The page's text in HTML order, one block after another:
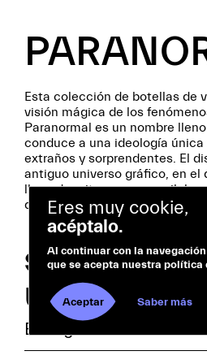
Esta colección de botellas de
visión mágica de los
Paranormal es un nombre
conduce a una ideología
extraños y sorprendentes. El
antiguo universo gráfico, en el
llena de mitos y se recopilaba
deliciosas narrativas visuales.
Strange &
Unaccountable
Bodegas Barón
Eres muy cookie,
acéptalo.
Al continuar con la
que se acepta nuestra política
Aceptar Saber más